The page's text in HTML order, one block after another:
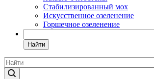
Стабилизированный мох
Искусственное озеленение
Горшечное озеленение
Найти